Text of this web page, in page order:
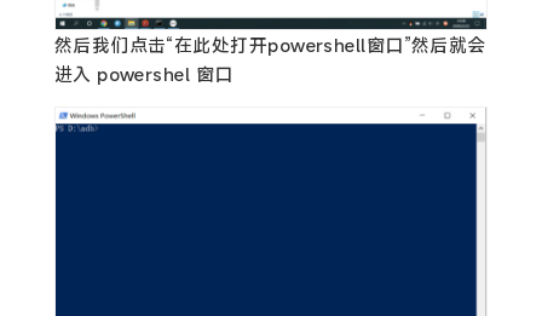
然后我们点击“在此处打开powershell窗口”然后就会
进入 powershel 窗口